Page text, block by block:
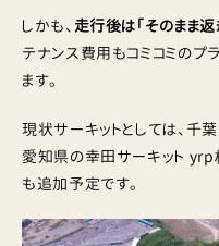
しかも、 走行後は「そのまま
テナンス費用もコミコミのプ
ます。
現状サーキットとしては、千
愛知県の幸田サーキット yrp
も追加予定です。